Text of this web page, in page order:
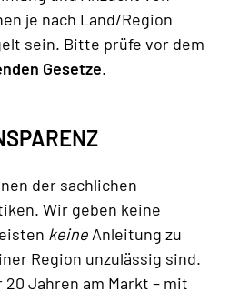
je nach Land/Region
sein. Bitte prüfe vor dem
Gesetze.
der sachlichen
Wir geben keine
keine Anleitung zu
Region unzulässig sind.
Jahren am Markt – mit